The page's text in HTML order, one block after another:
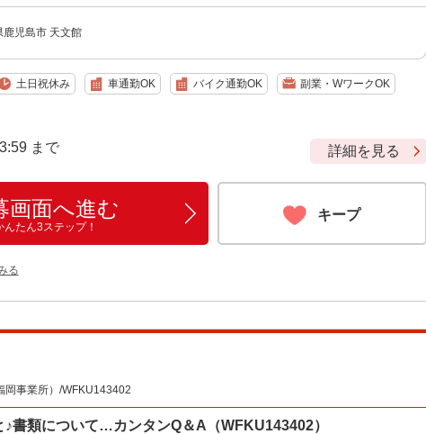
鹿児島市 天文館
土日祝休み 車通勤OK バイク通勤OK 副業・WワークOK
まで 詳細を見る
画面へ進む
んたん3ステップ！
キープ
る
事業所）/WFKU143402
書類について…カンタンQ＆A（WFKU143402）